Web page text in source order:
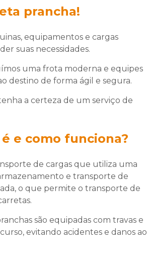
prancha!
equipamentos e cargas
suas necessidades.
uma frota moderna e equipes
destino de forma ágil e segura.
a certeza de um serviço de
e como funciona?
de cargas que utiliza uma
e transporte de
o que permite o transporte de
são equipadas com travas e
evitando acidentes e danos ao